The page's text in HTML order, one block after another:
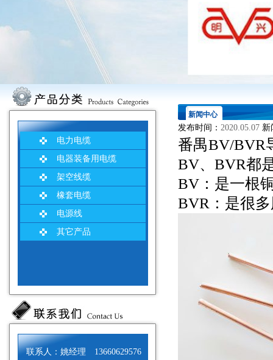
电力电缆
电器装备用电缆
架空线缆
橡套电缆
电源线
其它产品
联系人：姚经理 13660629576
新闻中心
发布时间： 2020.05.07 新
番禺BV/BVR
BV、BVR都
BV：是一根
BVR：是很